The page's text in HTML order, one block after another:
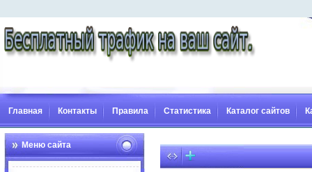
Главная Контакты Правила Статистика Каталог сайтов
Меню сайта